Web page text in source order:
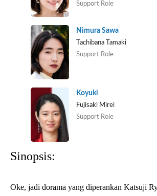
Support Role
Nimura Sawa
Tachibana Tamaki
Support Role
Koyuki
Fujisaki Mirei
Support Role
Sinopsis:
Oke, jadi dorama yang diperankan Katsuji